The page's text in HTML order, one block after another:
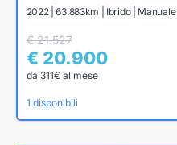
2022 | 63.883km | Ibrido | Manuale
€ 21.527
€ 20.900
da 311€ al mese
1 disponibili